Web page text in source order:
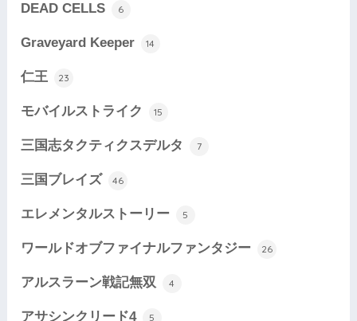
DEAD CELLS 6
Graveyard Keeper 14
仁王 23
モバイルストライク 15
三国志タクティクスデルタ 7
三国ブレイズ 46
エレメンタルストーリー 5
ワールドオブファイナルファンタジー 26
アルスラーン戦記無双 4
アサシンクリード4 5